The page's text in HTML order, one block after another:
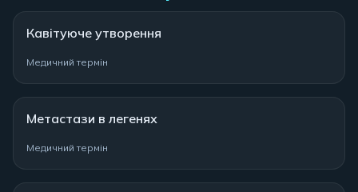
Кавітуюче утворення
Медичний термін
Метастази в легенях
Медичний термін